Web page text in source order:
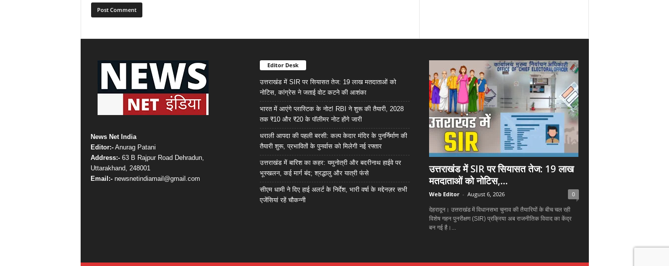
News Net India
Editor:-Anurag Patani
Address:-63 B Rajpur Road Dehradun,
Uttarakhand, 248001
Email:-newsnetindiamail@gmail.com
Editor Desk
उत्तराखंड में SIR पर सियासत तेज: 19 लाख मतदाताओं को
नोटिस, कांग्रेस ने जताई वोट कटने की आशंका
भारत में आएंगे प्लास्टिक के नोट! RBI ने शुरू की तैयारी, 2028
तक ₹10 और ₹20 के पॉलीमर नोट होंगे जारी
धराली आपदा की पहली बरसी: कल्प केदार मंदिर के पुनर्निर्माण की
तैयारी शुरू, प्रभावितों के पुनर्वास को मिलेगी नई रफ्तार
उत्तराखंड में बारिश का कहर: यमुनोत्री और बदरीनाथ हाईवे पर
भूस्खलन, कई मार्ग बंद; श्रद्धालु और यात्री फंसे
सीएम धामी ने दिए हाई अलर्ट के निर्देश, भारी वर्षा के मद्देनज़र सभी
एजेंसियां रहें चौकन्नी
उत्तराखंड में SIR पर सियासत तेज: 19 लाख
मतदाताओं को नोटिस,...
Web Editor - August 6, 2026 0
देहरादून। उत्तराखंड में विधानसभा चुनाव की तैयारियों के बीच चल रही
विशेष गहन पुनरीक्षण (SIR) प्रक्रिया अब राजनीतिक विवाद का केंद्र
बन गई है।...